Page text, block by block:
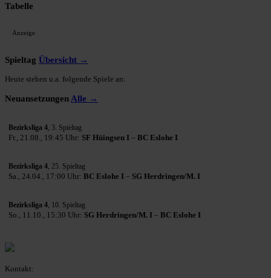
Tabelle
Anzeige
Spieltag Übersicht →
Heute stehen u.a. folgende Spiele an:
Neuansetzungen Alle →
Bezirksliga 4, 3. Spieltag
Fr., 21.08., 19:45 Uhr: SF Hüingsen I – BC Eslohe I
Bezirksliga 4, 25. Spieltag
Sa., 24.04., 17:00 Uhr: BC Eslohe I – SG Herdringen/M. I
Bezirksliga 4, 10. Spieltag
So., 11.10., 15:30 Uhr: SG Herdringen/M. I – BC Eslohe I
Kontakt: